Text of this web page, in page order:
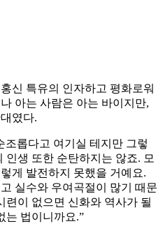
신 특유의 인자하고 평화로워
아는 사람은 아는 바이지만,
였다.
조롭다고 여기실 테지만 그렇
인생 또한 순탄하지는 않죠. 모
게 발전하지 못했을 거예요.
실수와 우여곡절이 많기 때문
련이 없으면 신화와 역사가 될
는 법이니까요.”